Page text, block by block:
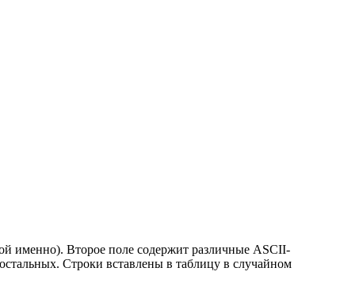
именно). Второе поле содержит различные ASCII-
Строки вставлены в таблицу в случайном